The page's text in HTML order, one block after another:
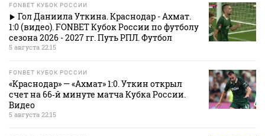
FONBET КУБОК РОССИИ
Гол Даниила Уткина. Краснодар - Ахмат.
1:0 (видео). FONBET Кубок России по футболу
сезона 2026 - 2027 гг. Путь РПЛ. Футбол
5 августа 22:15
FONBET КУБОК РОССИИ
«Краснодар» — «Ахмат» 1:0. Уткин открыл
счет на 66‑й минуте матча Кубка России.
Видео
5 августа 22:15